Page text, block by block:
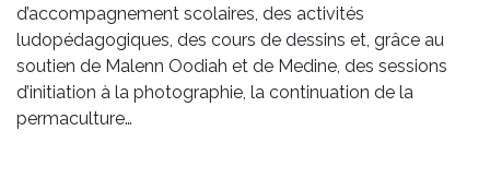
d’accompagnement scolaires, des activités
ludopédagogiques, des cours de dessins et, grâce au
soutien de Malenn Oodiah et de Medine, des sessions
d’initiation à la photographie, la continuation de la
permaculture…